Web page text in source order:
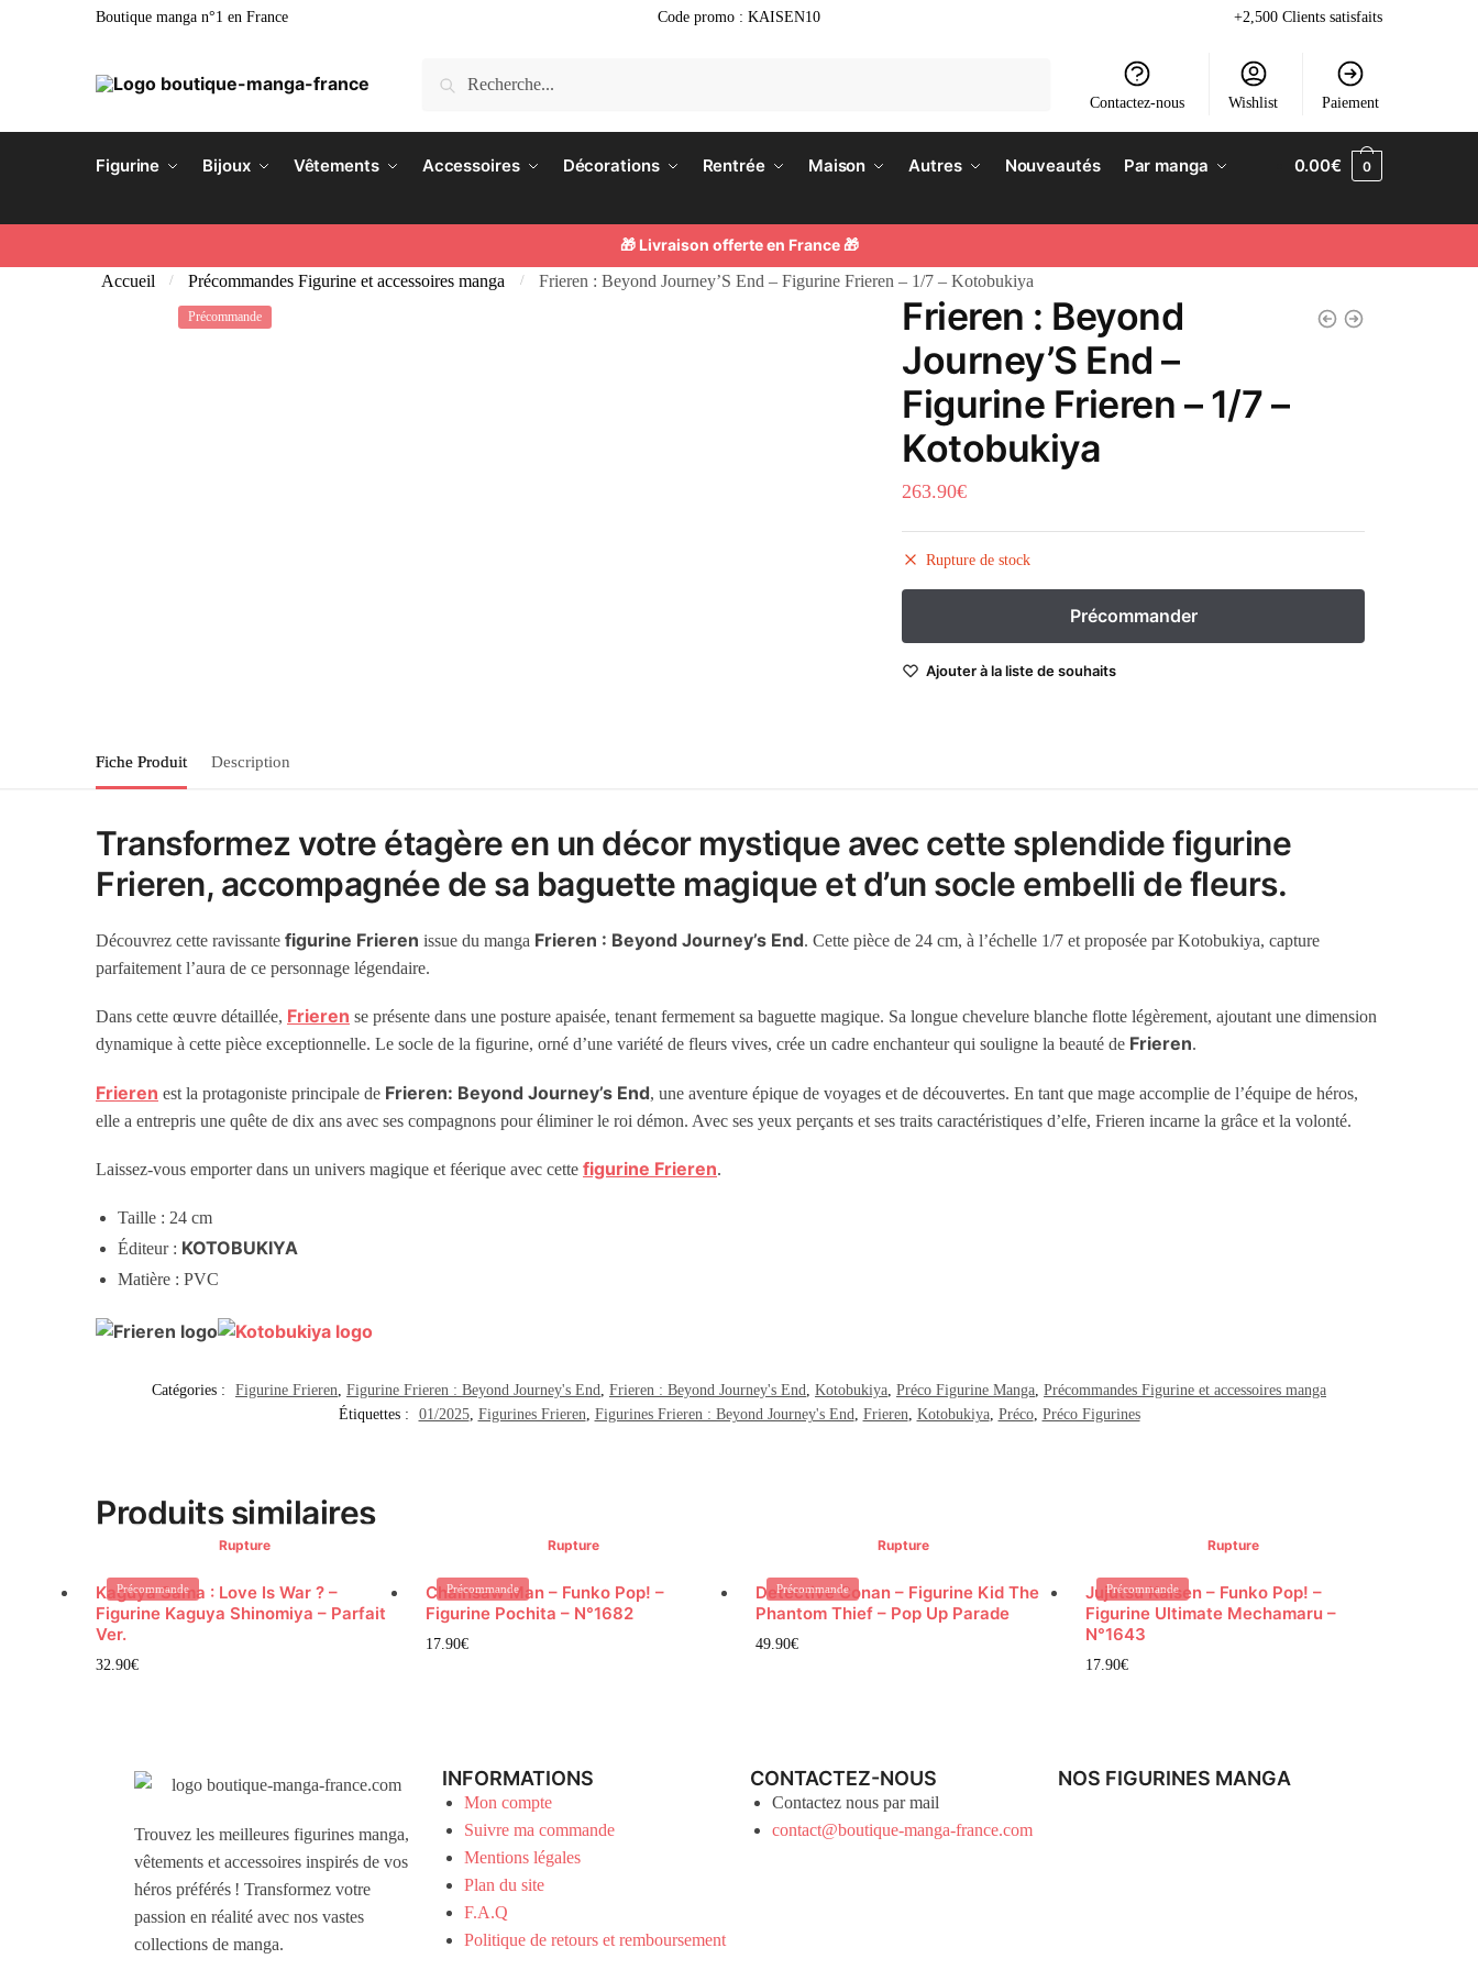
Boutique manga n°1 en France Code promo : KAISEN10 +2,500 Clients satisfaits
Contactez-nous Wishlist Paiement
Figurine Bijoux Vêtements Accessoires Décorations Rentrée Maison Autres Nouveautés Par manga 0.00€ 0
🎁 Livraison offerte en France 🎁
Accueil
/ Précommandes Figurine et accessoires manga / Frieren : Beyond Journey’S End – Figurine Frieren – 1/7 – Kotobukiya
Précommande
Frieren : Beyond
Journey’S End –
Figurine Frieren – 1/7 –
Kotobukiya
263.90€
Rupture de stock
Ajouter à la liste de souhaits
Fiche Produit Description
Transformez votre étagère en un décor mystique avec cette splendide figurine
Frieren, accompagnée de sa baguette magique et d’un socle embelli de fleurs.
Découvrez cette ravissantefigurine Frieren issue du manga Frieren : Beyond Journey’s End. Cette pièce de 24 cm, à l’échelle 1/7 et proposée par Kotobukiya, capture
parfaitement l’aura de ce personnage légendaire.
Dans cette œuvre détaillée, Frieren se présente dans une posture apaisée, tenant fermement sa baguette magique. Sa longue chevelure blanche flotte légèrement, ajoutant une dimension
dynamique à cette pièce exceptionnelle. Le socle de la figurine, orné d’une variété de fleurs vives, crée un cadre enchanteur qui souligne la beauté de Frieren.
Frieren est la protagoniste principale de Frieren: Beyond Journey’s End, une aventure épique de voyages et de découvertes. En tant que mage accomplie de l’équipe de héros,
elle a entrepris une quête de dix ans avec ses compagnons pour éliminer le roi démon. Avec ses yeux perçants et ses traits caractéristiques d’elfe, Frieren incarne la grâce et la volonté.
Laissez-vous emporter dans un univers magique et féerique avec cettefigurine Frieren.
Taille : 24 cm
Éditeur : KOTOBUKIYA
Matière : PVC
Catégories : Figurine Frieren, Figurine Frieren : Beyond Journey's End, Frieren : Beyond Journey's End, Kotobukiya, Préco Figurine Manga, Précommandes Figurine et accessoires manga
Étiquettes :
01/2025, Figurines Frieren, Figurines Frieren : Beyond Journey's End, Frieren, Kotobukiya, Préco, Préco Figurines
Produits similaires
Précommande
Rupture
Kaguya Sama : Love Is War ? –
Figurine Kaguya Shinomiya – Parfait
Ver.
32.90€
Précommande
Rupture
Chainsaw Man – Funko Pop! –
Figurine Pochita – N°1682
17.90€
Précommande
Rupture
Detective Conan – Figurine Kid The
Phantom Thief – Pop Up Parade
49.90€
Précommande
Rupture
Jujutsu Kaisen – Funko Pop! –
Figurine Ultimate Mechamaru –
N°1643
17.90€
Trouvez les meilleures figurines manga,
vêtements et accessoires inspirés de vos
héros préférés ! Transformez votre
passion en réalité avec nos vastes
collections de manga.
INFORMATIONS
Mon compte
Suivre ma commande
Mentions légales
Plan du site
F.A.Q
Politique de retours et remboursement
CONTACTEZ-NOUS
Contactez nous par mail
contact@boutique-manga-france.com
NOS FIGURINES MANGA